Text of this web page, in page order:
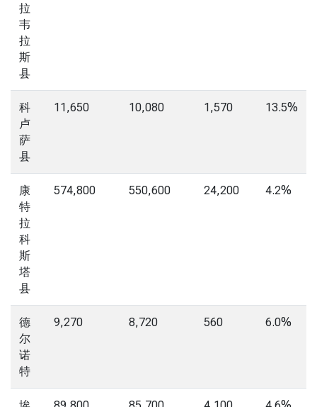
拉
韦
拉
斯
县
科
卢
萨
县
11,650 10,080 1,570 13.5%
康
特
拉
科
斯
塔
县
574,800 550,600 24,200 4.2%
德
尔
诺
特
9,270 8,720 560 6.0%